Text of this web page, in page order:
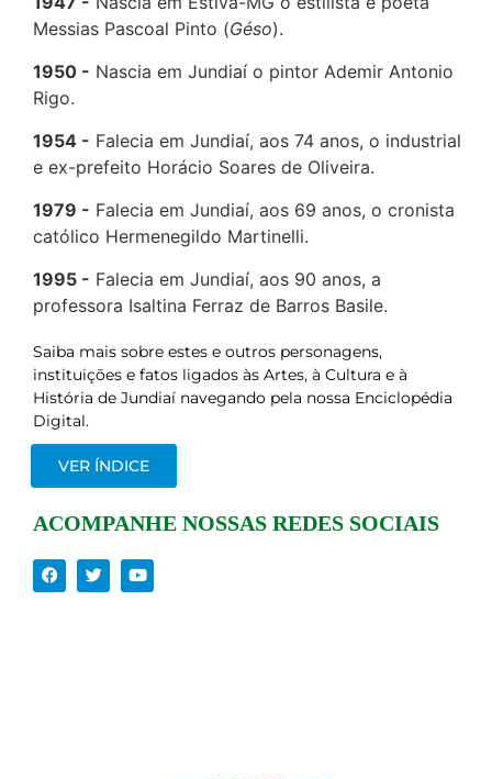
Messias Pascoal Pinto (Géso).
1950
Nascia em Jundiaí o pintor Ademir Antonio
Rigo.
1954
Falecia em Jundiaí, aos 74 anos, o industrial
e ex-prefeito Horácio Soares de Oliveira.
1979
Falecia em Jundiaí, aos 69 anos, o cronista
católico Hermenegildo Martinelli.
1995
Falecia em Jundiaí, aos 90 anos, a
professora Isaltina Ferraz de Barros Basile.
Saiba mais sobre estes e outros personagens,
instituições e fatos ligados às Artes, à Cultura e à
História de Jundiaí navegando pela nossa Enciclopédia
Digital.
VER ÍNDICE
ACOMPANHE NOSSAS REDES SOCIAIS